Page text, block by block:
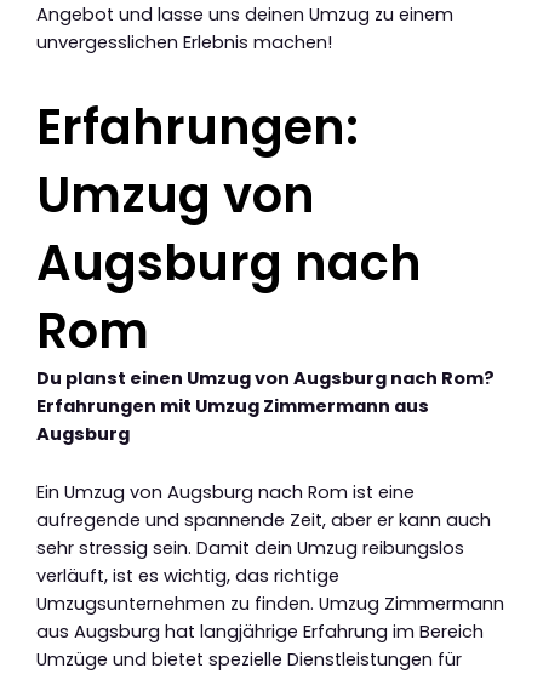
Angebot und lasse uns deinen Umzug zu einem
unvergesslichen Erlebnis machen!
Erfahrungen:
Umzug von
Augsburg nach
Rom
Du planst einen Umzug von Augsburg nach Rom?
Erfahrungen mit Umzug Zimmermann aus
Augsburg
Ein Umzug von Augsburg nach Rom ist eine
aufregende und spannende Zeit, aber er kann auch
sehr stressig sein. Damit dein Umzug reibungslos
verläuft, ist es wichtig, das richtige
Umzugsunternehmen zu finden. Umzug Zimmermann
aus Augsburg hat langjährige Erfahrung im Bereich
Umzüge und bietet spezielle Dienstleistungen für